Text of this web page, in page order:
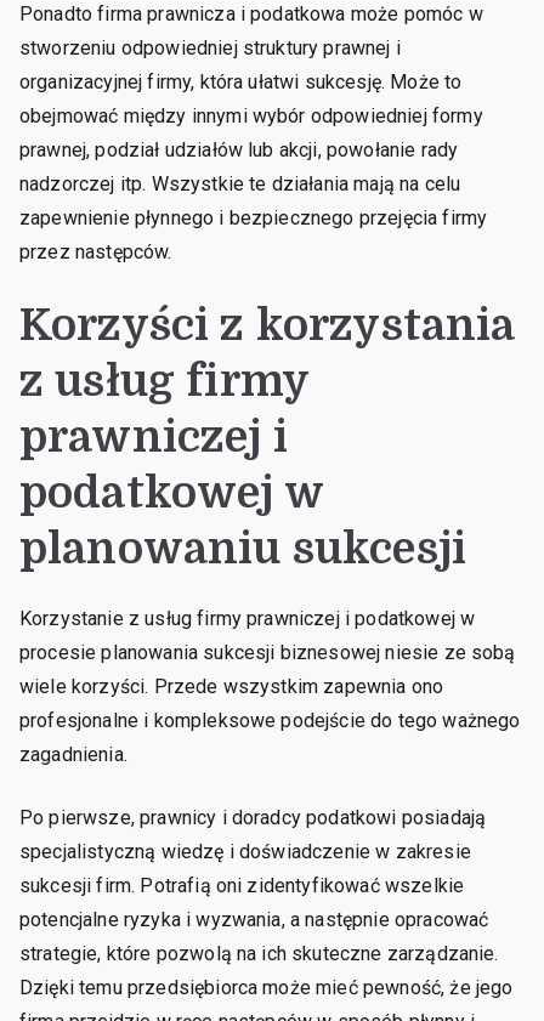
Ponadto firma prawnicza i podatkowa może pomóc w
stworzeniu odpowiedniej struktury prawnej i
organizacyjnej firmy, która ułatwi sukcesję. Może to
obejmować między innymi wybór odpowiedniej formy
prawnej, podział udziałów lub akcji, powołanie rady
nadzorczej itp. Wszystkie te działania mają na celu
zapewnienie płynnego i bezpiecznego przejęcia firmy
przez następców.
Korzyści z korzystania
z usług firmy
prawniczej i
podatkowej w
planowaniu sukcesji
Korzystanie z usług firmy prawniczej i podatkowej w
procesie planowania sukcesji biznesowej niesie ze sobą
wiele korzyści. Przede wszystkim zapewnia ono
profesjonalne i kompleksowe podejście do tego ważnego
zagadnienia.
Po pierwsze, prawnicy i doradcy podatkowi posiadają
specjalistyczną wiedzę i doświadczenie w zakresie
sukcesji firm. Potrafią oni zidentyfikować wszelkie
potencjalne ryzyka i wyzwania, a następnie opracować
strategie, które pozwolą na ich skuteczne zarządzanie.
Dzięki temu przedsiębiorca może mieć pewność, że jego